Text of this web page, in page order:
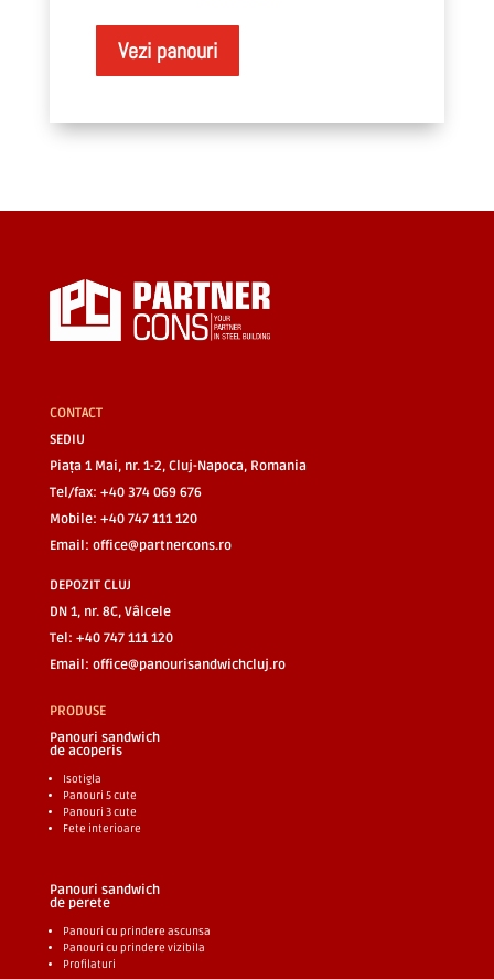
Vezi panouri
CONTACT
SEDIU
Piața 1 Mai, nr. 1-2, Cluj-Napoca, Romania
Tel/fax: +40 374 069 676
Mobile: +40 747 111 120
Email: office@partnercons.ro
DEPOZIT CLUJ
DN 1, nr. 8C, Vâlcele
Tel: +40 747 111 120
Email: office@panourisandwichcluj.ro
PRODUSE
Panouri sandwich
de acoperis
Isotigla
Panouri 5 cute
Panouri 3 cute
Fete interioare
Panouri sandwich
de perete
Panouri cu prindere ascunsa
Panouri cu prindere vizibila
Profilaturi